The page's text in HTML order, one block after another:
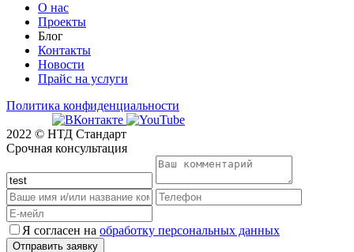
О нас
Проекты
Блог
Контакты
Новости
Прайс на услуги
Политика конфиденциальности
2022 © НТД Стандарт
Срочная консультация
Я согласен на обработку персональных данных